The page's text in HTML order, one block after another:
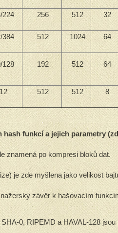
224 256 512 32
384 512 1024 64
128 192 512 64
512 512 8
hash funkcí a jejich parametry
znamená po kompresi bloků dat.
je zde myšlena jako velikost
závěr k hašovacím
0, RIPEMD a HAVAL-128 jsou